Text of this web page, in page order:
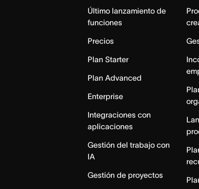
Último lanzamiento de
funciones
Precios
Plan Starter
Plan Advanced
Enterprise
Integraciones con
aplicaciones
Gestión del trabajo con
IA
Gestión de proyectos